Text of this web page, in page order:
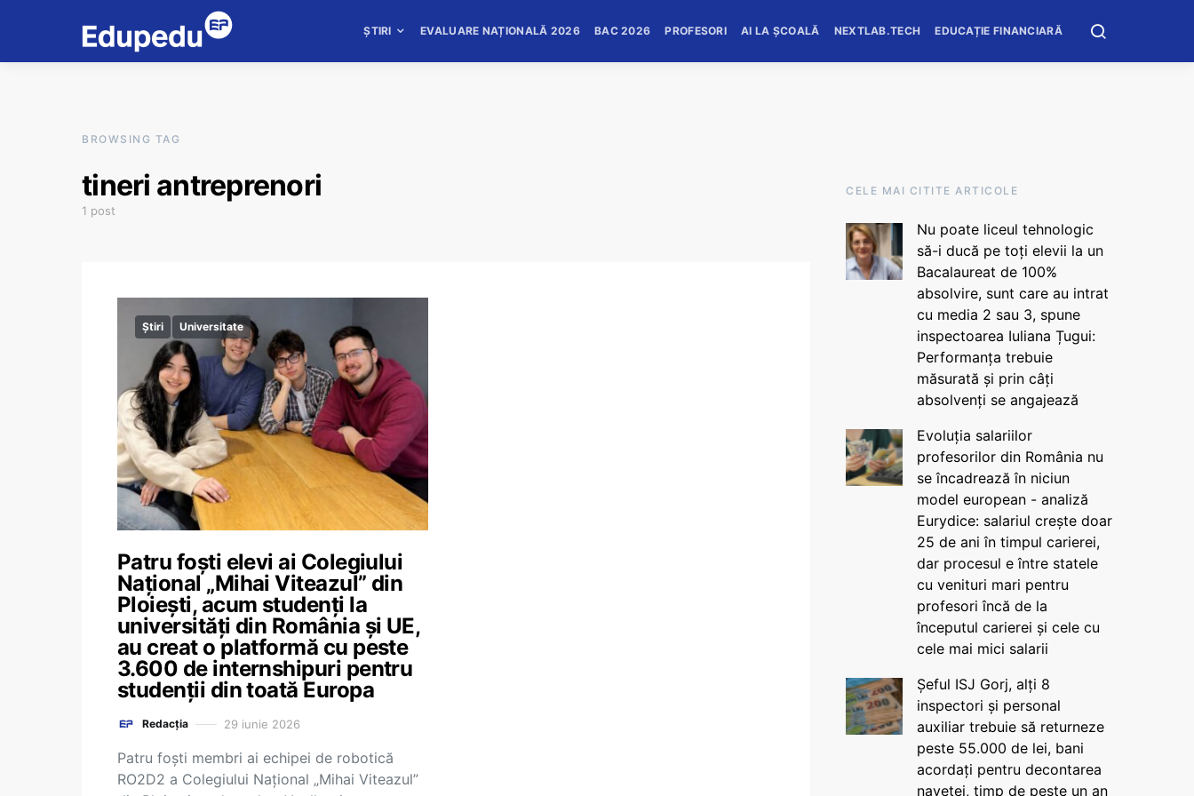
ȘTIRI EVALUARE NAȚIONALĂ 2026 BAC 2026 PROFESORI AI LA ȘCOALĂ NEXTLAB.TECH EDUCAȚIE FINANCIARĂ
BROWSING TAG
tineri antreprenori
1 post
Știri Universitate
Patru foști elevi ai Colegiului
Național „Mihai Viteazul” din
Ploiești, acum studenți la
universități din România și UE,
au creat o platformă cu peste
3.600 de internshipuri pentru
studenții din toată Europa
Redacția 29 iunie 2026
Patru foști membri ai echipei de robotică
RO2D2 a Colegiului Național „Mihai Viteazul”
CELE MAI CITITE ARTICOLE
Nu poate liceul tehnologic
să-i ducă pe toți elevii la un
Bacalaureat de 100%
absolvire, sunt care au intrat
cu media 2 sau 3, spune
inspectoarea Iuliana Țugui:
Performanța trebuie
măsurată și prin câți
absolvenți se angajează
Evoluția salariilor
profesorilor din România nu
se încadrează în niciun
model european - analiză
Eurydice: salariul crește doar
25 de ani în timpul carierei,
dar procesul e între statele
cu venituri mari pentru
profesori încă de la
începutul carierei și cele cu
cele mai mici salarii
Șeful ISJ Gorj, alți 8
inspectori și personal
auxiliar trebuie să returneze
peste 55.000 de lei, bani
acordați pentru decontarea
navetei, timp de peste un an